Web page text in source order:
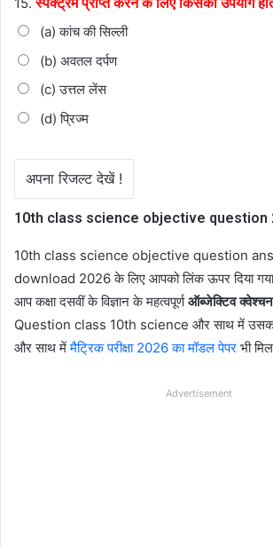
(a) कांच की सिल्ली
(b) अवतल दर्पण
(c) उत्तल लेंस
(d) प्रिज्म
10th class science objective question
10th class science objective question
download 2026 के लिए आपको लिंक ऊपर दिया
आप कक्षा दसवीं के विज्ञान के महत्वपूर्णऑब्जेक्टिव क्वेश्चन
Question class 10th science और साथ में उसका
और साथ मेंमैट्रिक परीक्षा 2026 का मॉडल पेपर भी
Advertisement